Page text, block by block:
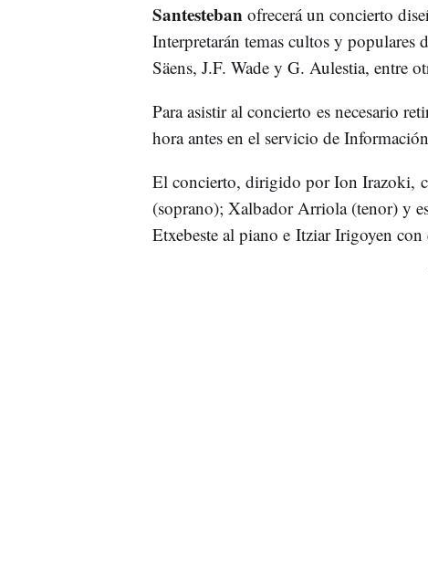
Santesteban ofrecerá un concierto
Interpretarán temas cultos y
Säens, J.F. Wade y G. Aulestia, entre
Para asistir al concierto es necesario
hora antes en el servicio de
El concierto, dirigido por Ion Irazoki,
(soprano); Xalbador Arriola (tenor) y
Etxebeste al piano e Itziar Irigoyen